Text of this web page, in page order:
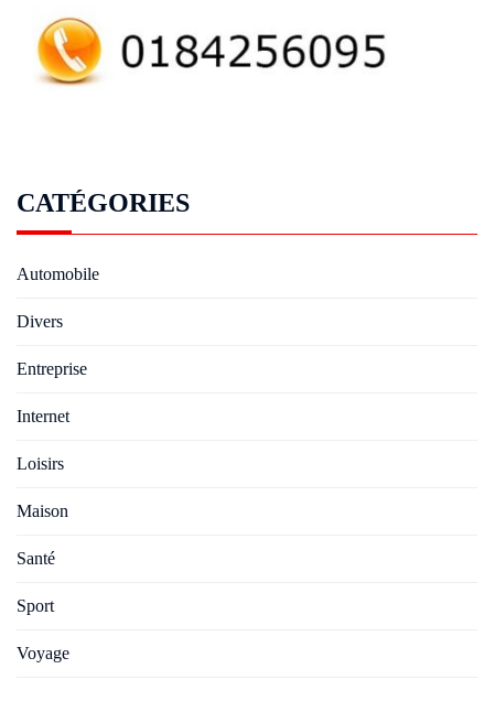
CATÉGORIES
Automobile
Divers
Entreprise
Internet
Loisirs
Maison
Santé
Sport
Voyage